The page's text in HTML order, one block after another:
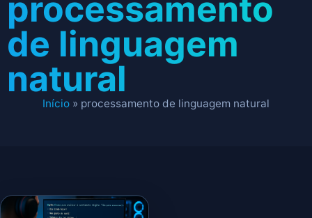
processamento
de linguagem
natural
Início » processamento de linguagem natural